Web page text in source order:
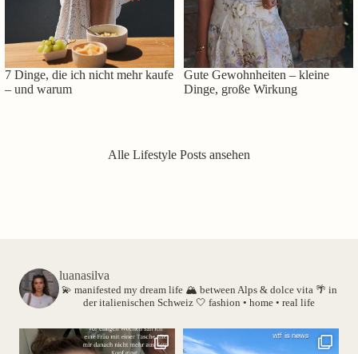
7 Dinge, die ich nicht mehr kaufe
– und warum
Gute Gewohnheiten – kleine
Dinge, große Wirkung
Alle Lifestyle Posts ansehen
luanasilva
💫 manifested my dream life 🏔️ between Alps & dolce vita 🌴 in
der italienischen Schweiz 🤍 fashion • home • real life